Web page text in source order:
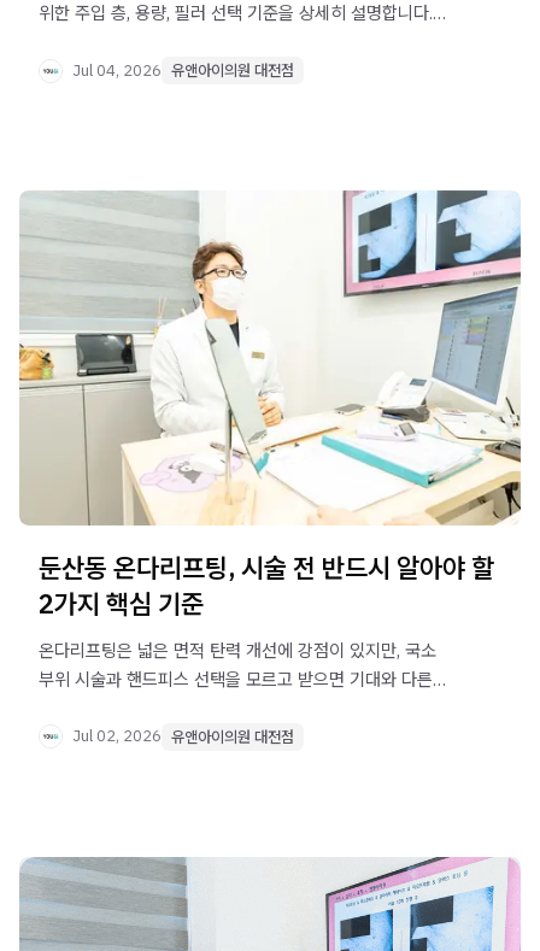
위한 주입 층, 용량, 필러 선택 기준을 상세히 설명합니다.
Jul 04, 2026 유앤아이의원 대전점
둔산동 온다리프팅, 시술 전 반드시 알아야 할
2가지 핵심 기준
온다리프팅은 넓은 면적 탄력 개선에 강점이 있지만, 국소
부위 시술과 핸드피스 선택을 모르고 받으면 기대와 다른
확인해야 할 2가지 핵심 기준을 정리했습니
Jul 02, 2026 유앤아이의원 대전점